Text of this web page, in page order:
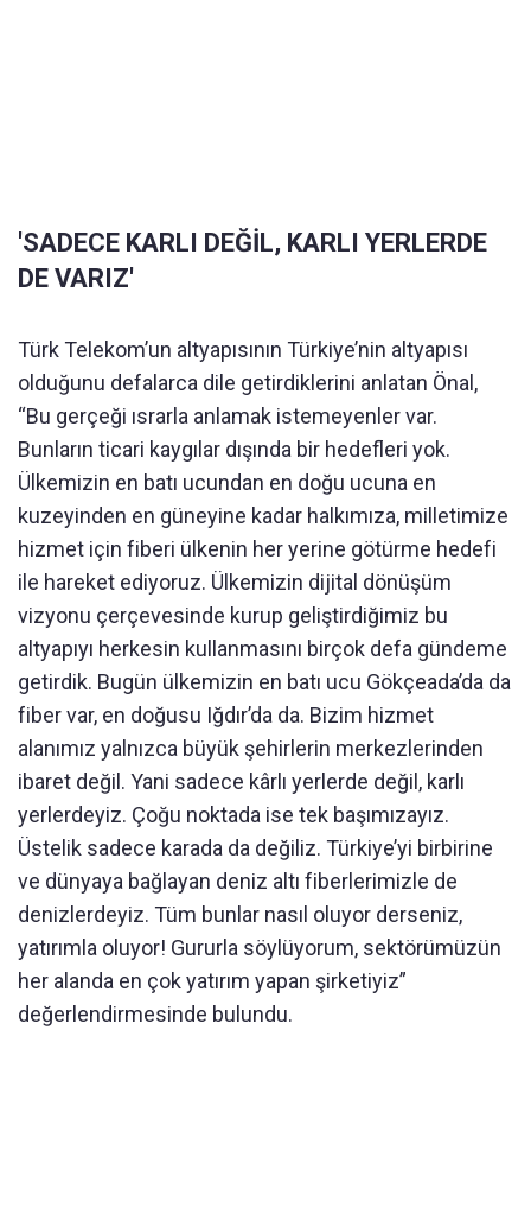
'SADECE KARLI DEĞİL, KARLI YERLERDE
DE VARIZ'
Türk Telekom’un altyapısının Türkiye’nin altyapısı
olduğunu defalarca dile getirdiklerini anlatan Önal,
“Bu gerçeği ısrarla anlamak istemeyenler var.
Bunların ticari kaygılar dışında bir hedefleri yok.
Ülkemizin en batı ucundan en doğu ucuna en
kuzeyinden en güneyine kadar halkımıza, milletimize
hizmet için fiberi ülkenin her yerine götürme hedefi
ile hareket ediyoruz. Ülkemizin dijital dönüşüm
vizyonu çerçevesinde kurup geliştirdiğimiz bu
altyapıyı herkesin kullanmasını birçok defa gündeme
getirdik. Bugün ülkemizin en batı ucu Gökçeada’da da
fiber var, en doğusu Iğdır’da da. Bizim hizmet
alanımız yalnızca büyük şehirlerin merkezlerinden
ibaret değil. Yani sadece kârlı yerlerde değil, karlı
yerlerdeyiz. Çoğu noktada ise tek başımızayız.
Üstelik sadece karada da değiliz. Türkiye’yi birbirine
ve dünyaya bağlayan deniz altı fiberlerimizle de
denizlerdeyiz. Tüm bunlar nasıl oluyor derseniz,
yatırımla oluyor! Gururla söylüyorum, sektörümüzün
her alanda en çok yatırım yapan şirketiyiz”
değerlendirmesinde bulundu.